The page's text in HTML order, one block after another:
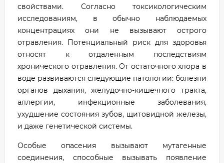
свойствами. Согласно токсикологическим
исследованиям, в обычно наблюдаемых
концентрациях они не вызывают острого
отравления. Потенциальный риск для здоровья
относят к отдаленным последствиям
хронического отравления. От остаточного хлора в
воде развиваются следующие патологии: болезни
органов дыхания, желудочно-кишечного тракта,
аллергии, инфекционные заболевания,
ухудшение состояния зубов, щитовидной железы,
и даже генетической системы.
Особые опасения вызывают мутагенные
соединения, способные вызывать появление